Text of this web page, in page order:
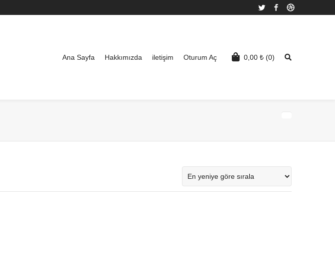
Twitter Facebook
0,00 ₺ (0)
Ana Sayfa Hakkımızda iletişim Oturum Aç